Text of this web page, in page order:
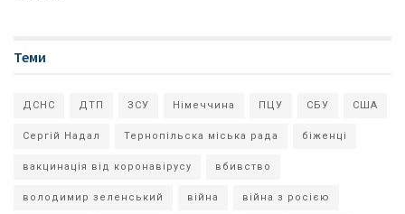
Теми
ДСНС ДТП ЗСУ Німеччина ПЦУ СБУ США
Сергій Надал Тернопільска міська рада біженці
вакцинація від коронавірусу вбивство
володимир зеленський війна війна з росією